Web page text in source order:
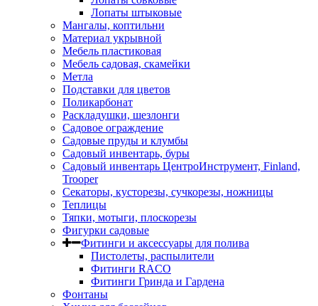
Лопаты штыковые
Мангалы, коптильни
Материал укрывной
Мебель пластиковая
Мебель садовая, скамейки
Метла
Подставки для цветов
Поликарбонат
Раскладушки, шезлонги
Садовое ограждение
Садовые пруды и клумбы
Садовый инвентарь, буры
Садовый инвентарь ЦентроИнструмент, Finland,
Trooper
Секаторы, кусторезы, сучкорезы, ножницы
Теплицы
Тяпки, мотыги, плоскорезы
Фигурки садовые
Фитинги и аксессуары для полива
Пистолеты, распылители
Фитинги RACO
Фитинги Гринда и Гардена
Фонтаны